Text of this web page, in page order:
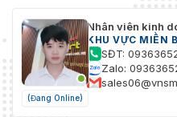
(Đang Online)
Nhân viên kinh
KHU VỰC MIỀN
SĐT:
Zalo: